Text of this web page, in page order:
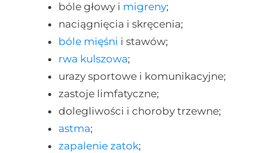
bóle głowy i migreny;
naciągnięcia i skręcenia;
bóle mięśni i stawów;
rwa kulszowa;
urazy sportowe i komunikacyjne;
zastoje limfatyczne;
dolegliwości i choroby trzewne;
astma;
zapalenie zatok;